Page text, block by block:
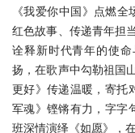
《我爱你中国》点燃
红色故事、传递青年担
诠释新时代青年的使
扬，在歌声中勾勒祖国
更好》传递温暖，寄托
军魂》铿锵有力，字字
班深情演绎《如愿》，